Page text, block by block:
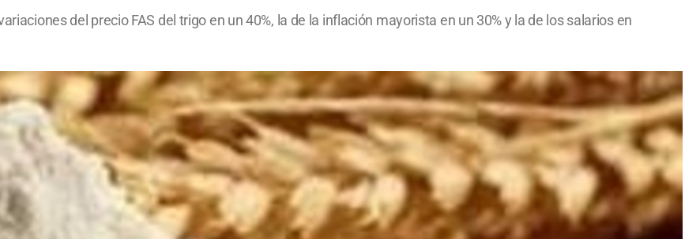
del precio FAS del trigo en un 40%, la de la inflación mayorista en un 30% y la de los salarios en